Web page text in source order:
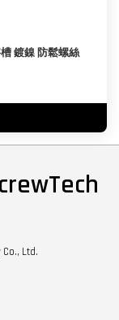
鍍鎳 防鬆螺絲
Ltd.